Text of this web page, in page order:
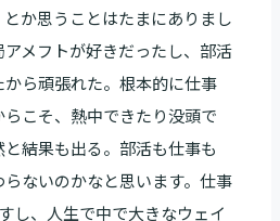
とか思うことはたまにありまし
メフトが好きだったし、部活
ら頑張れた。根本的に仕事
らこそ、熱中できたり没頭で
結果も出る。部活も仕事も
ないのかなと思います。仕事
し、人生で中で大きなウェイ